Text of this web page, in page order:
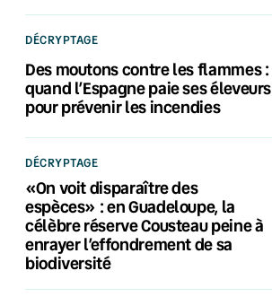
DÉCRYPTAGE
Des moutons contre les flammes :
quand l’Espagne paie ses éleveurs
pour prévenir les incendies
DÉCRYPTAGE
«On voit disparaître des
espèces» : en Guadeloupe, la
célèbre réserve Cousteau peine à
enrayer l’effondrement de sa
biodiversité